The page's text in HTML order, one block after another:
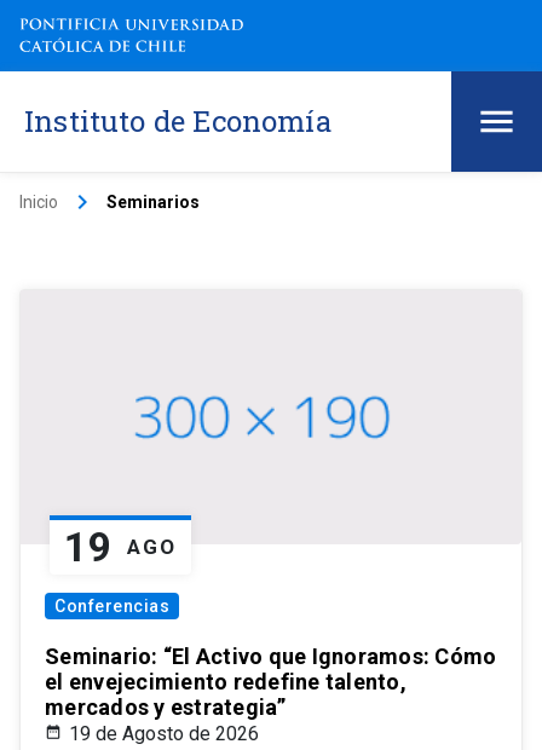
Instituto de Economía
Inicio keyboard_arrow_right Seminarios
19 AGO
Conferencias
Seminario: “El Activo que Ignoramos: Cómo
el envejecimiento redefine talento,
mercados y estrategia”
19 de Agosto de 2026